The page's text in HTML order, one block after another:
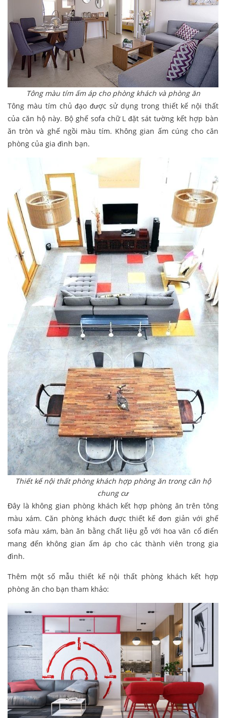
Tông màu tím ấm áp cho phòng khách và phòng ăn
Tông màu tím chủ đạo được sử dụng trong thiết kế nội thất
của căn hộ này. Bộ ghế sofa chữ L đặt sát tường kết hợp bàn
ăn tròn và ghế ngồi màu tím. Không gian ấm cúng cho căn
phòng của gia đình bạn.
Thiết kế nội thất phòng khách hợp phòng ăn trong căn hộ
chung cư
Đây là không gian phòng khách kết hợp phòng ăn trên tông
màu xám. Căn phòng khách được thiết kế đơn giản với ghế
sofa màu xám, bàn ăn bằng chất liệu gỗ với hoa văn cổ điển
mang đến không gian ấm áp cho các thành viên trong gia
đình.
Thêm một số mẫu thiết kế nội thất phòng khách kết hợp
phòng ăn cho bạn tham khảo: